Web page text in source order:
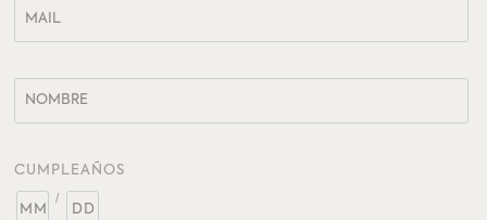
CUMPLEAÑOS
/